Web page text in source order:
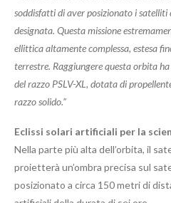
soddisfatti di aver posizionato i satelliti
designata. Questa missione
ellittica altamente complessa, estesa
terrestre. Raggiungere questa orbita
del razzo PSLV-XL, dotata di
razzo solido.”
Eclissi solari artificiali per la
Nella parte più alta dell’orbita, il
proietterà un’ombra precisa sul
posizionato a circa 150 metri di